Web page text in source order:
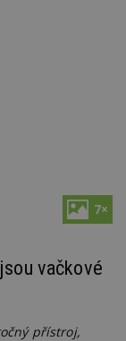
7×
vačkové
přístroj,